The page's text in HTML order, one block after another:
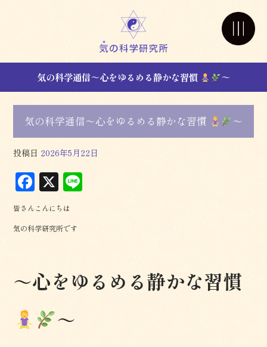
気の科学通信～心をゆるめる静かな習慣 ～
気の科学通信～心をゆるめる静かな習慣 ～
投稿日 2026年5月22日
F
a
c
e
o
o
k
X
皆さんこんにちは
気の科学研究所です
～心をゆるめる静かな習慣
～